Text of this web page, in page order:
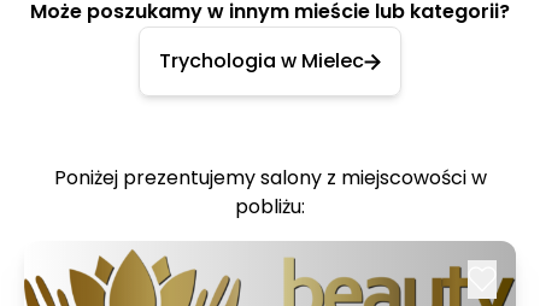
Może poszukamy w innym mieście lub kategorii?
Trychologia w Mielec
Poniżej prezentujemy salony z miejscowości w
pobliżu: